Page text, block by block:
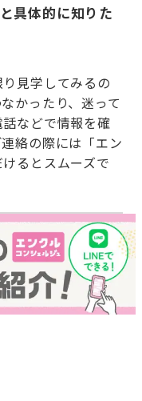
具体的に知りた
見学してみるの
かったり、迷って
などで情報を確
絡の際には「エン
るとスムーズで